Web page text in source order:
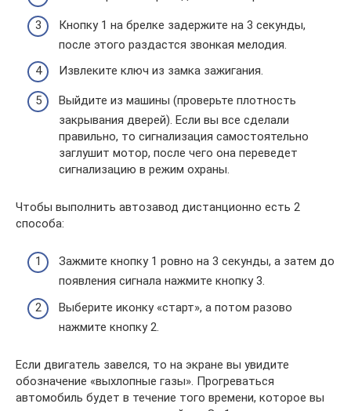
Кнопку 1 на брелке задержите на 3 секунды,
после этого раздастся звонкая мелодия.
Извлеките ключ из замка зажигания.
Выйдите из машины (проверьте плотность
закрывания дверей). Если вы все сделали
правильно, то сигнализация самостоятельно
заглушит мотор, после чего она переведет
сигнализацию в режим охраны.
Чтобы выполнить автозавод дистанционно есть 2
способа:
Зажмите кнопку 1 ровно на 3 секунды, а затем до
появления сигнала нажмите кнопку 3.
Выберите иконку «старт», а потом разово
нажмите кнопку 2.
Если двигатель завелся, то на экране вы увидите
обозначение «выхлопные газы». Прогреваться
автомобиль будет в течение того времени, которое вы